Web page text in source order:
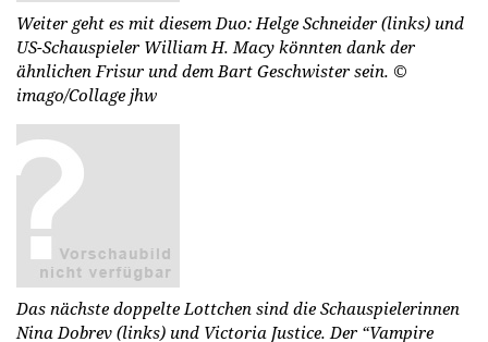
Weiter geht es mit diesem Duo: Helge Schneider (links) und
US-Schauspieler William H. Macy könnten dank der
ähnlichen Frisur und dem Bart Geschwister sein. ©
imago/Collage jhw
Das nächste doppelte Lottchen sind die Schauspielerinnen
Nina Dobrev (links) und Victoria Justice. Der “Vampire